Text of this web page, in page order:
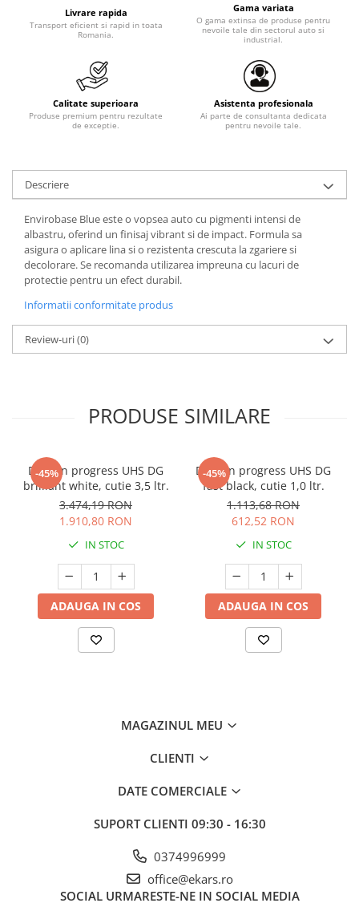
Livrare rapida
Transport eficient si rapid in toata
Romania.
Gama variata
O gama extinsa de produse pentru
nevoile tale din sectorul auto si
industrial.
Calitate superioara
Produse premium pentru rezultate
de exceptie.
Asistenta profesionala
Ai parte de consultanta dedicata
pentru nevoile tale.
Descriere
Envirobase Blue este o vopsea auto cu pigmenti intensi de
albastru, oferind un finisaj vibrant si de impact. Formula sa
asigura o aplicare lina si o rezistenta crescuta la zgariere si
decolorare. Se recomanda utilizarea impreuna cu lacuri de
protectie pentru un efect durabil.
Informatii conformitate produs
Review-uri(0)
PRODUSE SIMILARE
-45%
Deltron progress UHS DG
brilliant white, cutie 3,5 ltr.
3.474,19 RON
1.910,80 RON
IN STOC
ADAUGA IN COS
-45%
Deltron progress UHS DG
fast black, cutie 1,0 ltr.
1.113,68 RON
612,52 RON
IN STOC
ADAUGA IN COS
MAGAZINUL MEU
CLIENTI
DATE COMERCIALE
SUPORT CLIENTI 09:30 - 16:30
0374996999
office@ekars.ro
SOCIAL URMARESTE-NE IN SOCIAL MEDIA